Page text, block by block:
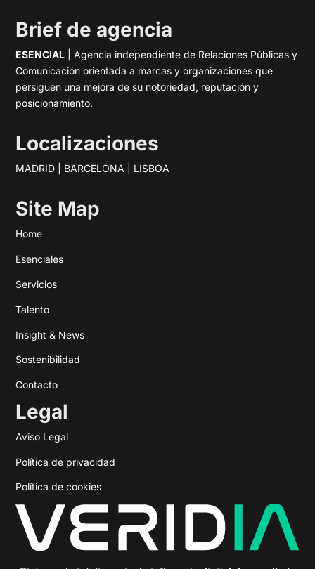
Brief de agencia
ESENCIAL | Agencia independiente de Relaciones Públicas y
Comunicación orientada a marcas y organizaciones que
persiguen una mejora de su notoriedad, reputación y
posicionamiento.
Localizaciones
MADRID | BARCELONA | LISBOA
Site Map
Home
Esenciales
Servicios
Talento
Insight & News
Sostenibilidad
Contacto
Legal
Aviso Legal
Política de privacidad
Política de cookies